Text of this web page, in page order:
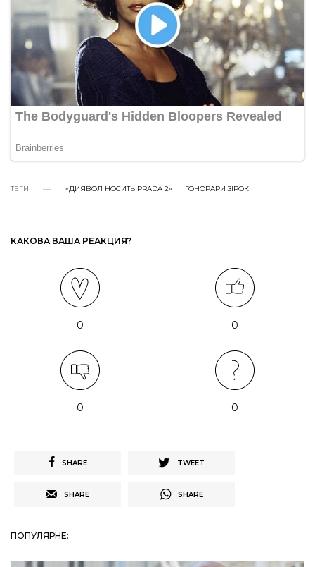
ТЕГИ «ДИЯВОЛ НОСИТЬ PRADA 2» ГОНОРАРИ ЗІРОК
КАКОВА ВАША РЕАКЦИЯ?
0 0
0 0
SHARE TWEET
SHARE SHARE
ПОПУЛЯРНЕ: